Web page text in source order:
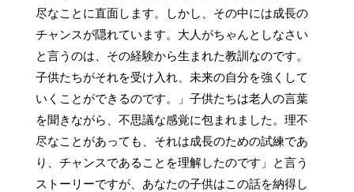
尽なことに直面します。しかし、その中には成長の
チャンスが隠れています。大人がちゃんとしなさい
と言うのは、その経験から生まれた教訓なのです。
子供たちがそれを受け入れ、未来の自分を強くして
いくことができるのです。」子供たちは老人の言葉
を聞きながら、不思議な感覚に包まれました。理不
尽なことがあっても、それは成長のための試練であ
り、チャンスであることを理解したのです」と言う
ストーリーですが、あなたの子供はこの話を納得し